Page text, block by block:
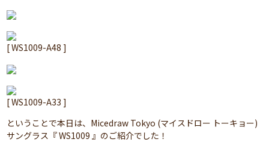
[ WS1009-A48 ]
[ WS1009-A33 ]
ということで本日は、Micedraw Tokyo (マイスドロー トーキョー)
サングラス『 WS1009 』のご紹介でした！